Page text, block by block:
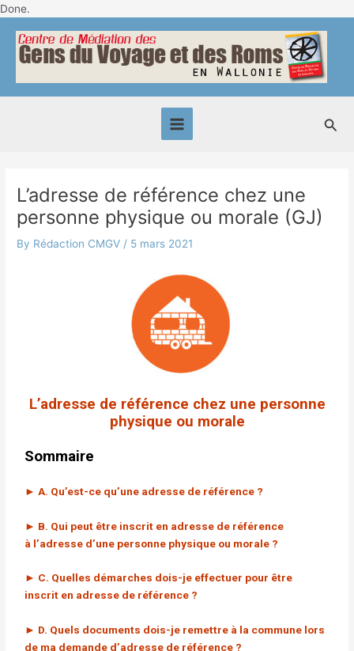
Done.
content
Main
Menu
L’adresse de référence chez une
personne physique ou morale (GJ)
By Rédaction CMGV / 5 mars 2021
L’adresse de référence chez une personne
physique ou morale
Sommaire
► A. Qu’est-ce qu’une adresse de référence ?
► B. Qui peut être inscrit en adresse de référence
à l’adresse d’une personne physique ou morale ?
► C. Quelles démarches dois-je effectuer pour être
inscrit en adresse de référence ?
► D. Quels documents dois-je remettre à la commune lors
de ma demande d’adresse de référence ?
navigation